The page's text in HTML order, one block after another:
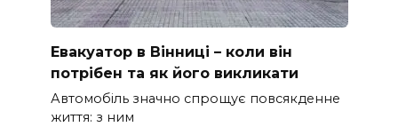
Евакуатор в Вінниці – коли він
потрібен та як його викликати
Автомобіль значно спрощує повсякденне
життя: з ним